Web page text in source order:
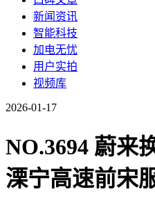
新闻资讯
智能科技
加电无忧
用户实拍
视频库
2026-01-17
NO.3694 蔚来
溧宁高速前宋